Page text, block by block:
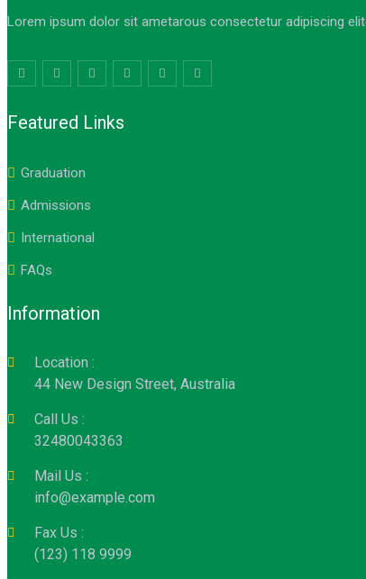
Lorem ipsum dolor sit ametarous consectetur adipiscing
Featured Links
Graduation
Admissions
International
FAQs
Information
Location :
44 New Design Street, Australia
Call Us :
32480043363
Mail Us :
info@example.com
Fax Us :
(123) 118 9999